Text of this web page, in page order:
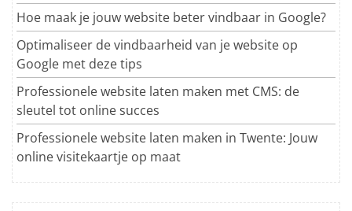
Hoe maak je jouw website beter vindbaar in Google?
Optimaliseer de vindbaarheid van je website op
Google met deze tips
Professionele website laten maken met CMS: de
sleutel tot online succes
Professionele website laten maken in Twente: Jouw
online visitekaartje op maat